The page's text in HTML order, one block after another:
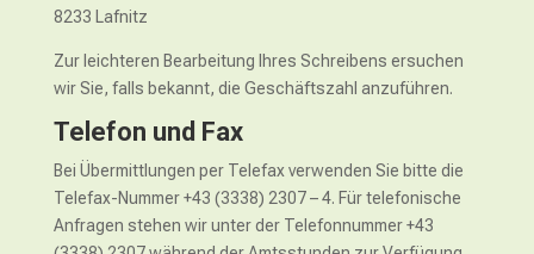
8233 Lafnitz
Zur leichteren Bearbeitung Ihres Schreibens ersuchen
wir Sie, falls bekannt, die Geschäftszahl anzuführen.
Telefon und Fax
Bei Übermittlungen per Telefax verwenden Sie bitte die
Telefax-Nummer +43 (3338) 2307 – 4. Für telefonische
Anfragen stehen wir unter der Telefonnummer +43